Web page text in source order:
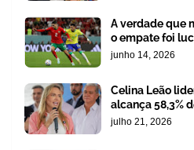
A verdade que
o empate foi
junho 14, 2026
Celina Leão
alcança 58,3%
julho 21, 2026